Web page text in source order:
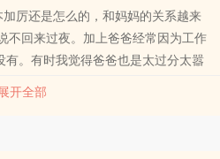
厉还是怎么的，和妈妈的关系越来
不回来过夜。加上爸爸经常因为工作
。有时我觉得爸爸也是太过分太嚣
总有几个女人会来点赞评论。这点掩
。还好妈妈报复爸爸的方法，是和
出轨。…
开全部